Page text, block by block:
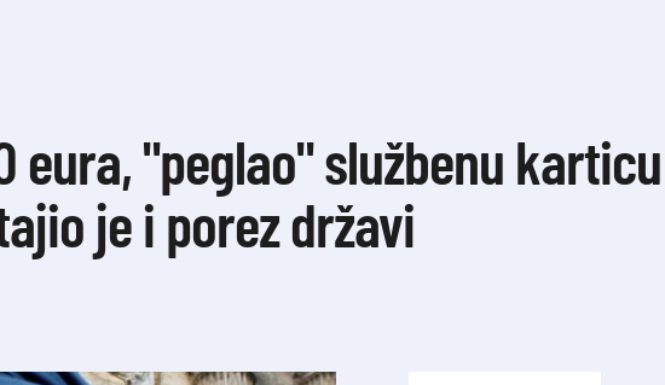
eura, "peglao" službenu
je i porez državi